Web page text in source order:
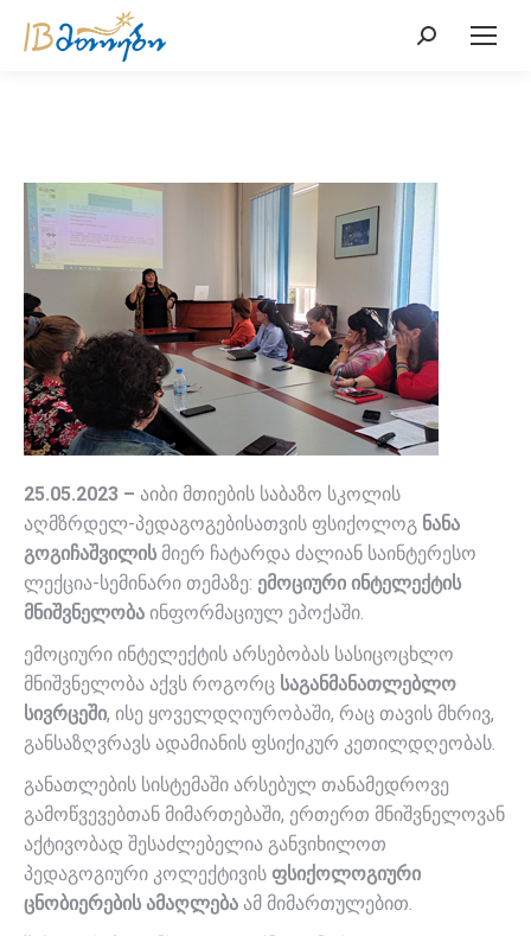
Search:
25.05.2023 – აიბი მთიების საბაზო სკოლის
აღმზრდელ-პედაგოგებისათვის ფსიქოლოგ ნანა
გოგიჩაშვილის მიერ ჩატარდა ძალიან საინტერესო
ლექცია-სემინარი თემაზე: ემოციური ინტელექტის
მნიშვნელობა ინფორმაციულ ეპოქაში.
ემოციური ინტელექტის არსებობას სასიცოცხლო
მნიშვნელობა აქვს როგორც საგანმანათლებლო
სივრცეში, ისე ყოველდღიურობაში, რაც თავის მხრივ,
განსაზღვრავს ადამიანის ფსიქიკურ კეთილდღეობას.
განათლების სისტემაში არსებულ თანამედროვე
გამოწვევებთან მიმართებაში, ერთერთ მნიშვნელოვან
აქტივობად შესაძლებელია განვიხილოთ
პედაგოგიური კოლექტივის ფსიქოლოგიური
ცნობიერების ამაღლება ამ მიმართულებით.